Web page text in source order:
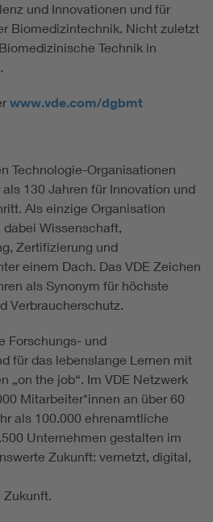
und Innovationen und für
Biomedizintechnik. Nicht zuletzt
Technik in
www.vde.com/dgbmt
Technologie-Organisationen
130 Jahren für Innovation und
Als einzige Organisation
Wissenschaft,
Zertifizierung und
einem Dach. Das VDE Zeichen
als Synonym für höchste
Verbraucherschutz.
Forschungs- und
für das lebenslange Lernen mit
„on the job“. Im VDE Netzwerk
Mitarbeiter*innen an über 60
als 100.000 ehrenamtliche
Unternehmen gestalten im
Zukunft: vernetzt, digital,
Zukunft.